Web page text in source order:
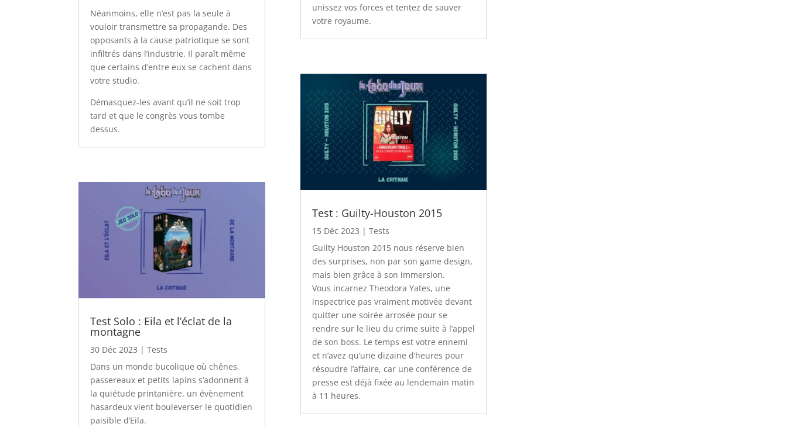
Néanmoins, elle n’est pas la seule à
vouloir transmettre sa propagande. Des
opposants à la cause patriotique se sont
infiltrés dans l’industrie. Il paraît même
que certains d’entre eux se cachent dans
votre studio.
Démasquez-les avant qu’il ne soit trop
tard et que le congrès vous tombe
dessus.
Test Solo : Eila et l’éclat de la
montagne
30 Déc 2023 |Tests
Dans un monde bucolique où chênes,
passereaux et petits lapins s’adonnent à
la quiétude printanière, un évènement
hasardeux vient bouleverser le quotidien
paisible d’Eila.
unissez vos forces et tentez de sauver
votre royaume.
Test : Guilty-Houston 2015
15 Déc 2023 | Tests
Guilty Houston 2015 nous réserve bien
des surprises, non par son game design,
mais bien grâce à son immersion.
Vous incarnez Theodora Yates, une
inspectrice pas vraiment motivée devant
quitter une soirée arrosée pour se
rendre sur le lieu du crime suite à l’appel
de son boss. Le temps est votre ennemi
et n’avez qu’une dizaine d’heures pour
résoudre l’affaire, car une conférence de
presse est déjà fixée au lendemain matin
à 11 heures.